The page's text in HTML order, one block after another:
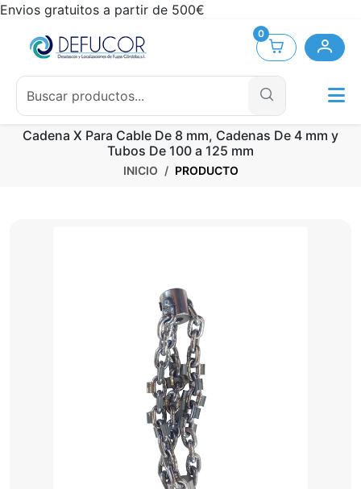
Envios gratuitos a partir de 500€
0
Cadena X Para Cable De 8 mm, Cadenas De 4 mm y
Tubos De 100 a 125 mm
INICIO PRODUCTO